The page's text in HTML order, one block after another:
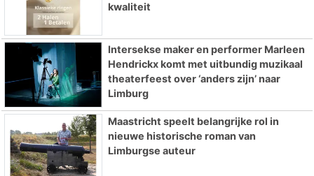
kwaliteit
Intersekse maker en performer Marleen
Hendrickx komt met uitbundig muzikaal
theaterfeest over ‘anders zijn’ naar
Limburg
Maastricht speelt belangrijke rol in
nieuwe historische roman van
Limburgse auteur